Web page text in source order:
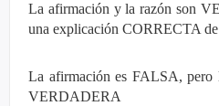
La afirmación y la razón son
una explicación CORRECTA
La afirmación es FALSA, pero
VERDADERA